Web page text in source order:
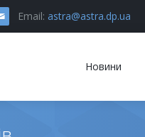
Email: astra@astra.dp.ua
Новини